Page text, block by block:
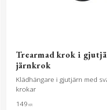
Trearmad krok i
järnkrok
Klädhängare i gjutjärn med
krokar
149 KR